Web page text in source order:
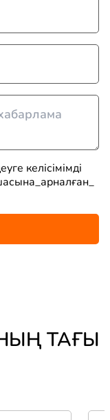
келісімімді
ТАҒЫ